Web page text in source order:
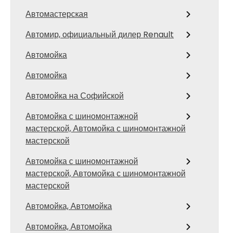
Автомастерская
Автомир, официальный дилер Renault
Автомойка
Автомойка
Автомойка на Софийской
Автомойка с шиномонтажной
мастерской, Автомойка с шиномонтажной
мастерской
Автомойка с шиномонтажной
мастерской, Автомойка с шиномонтажной
мастерской
Автомойка, Автомойка
Автомойка, Автомойка